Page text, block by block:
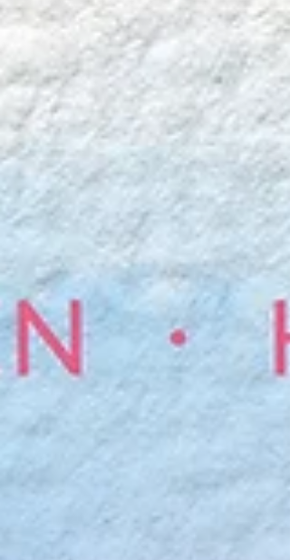
es meiner Protagonistin Wiebke in den letzten 10
Jahren ergangen ist. Freut euch auf eine
hochemotionale und spannende Liebesgeschichte
zum Abtauchen und Wohlfühlen im traumhaften
Setting der Hamptons auf Long Island … Seit
einem Schicksalsschlag fühlt sich